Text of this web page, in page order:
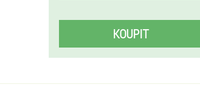
KOUPIT